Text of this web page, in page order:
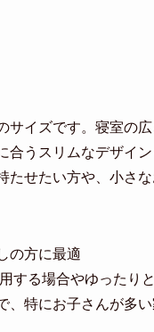
サイズです。寝室の
合うスリムなデザイ
たせたい方や、小さ
の方に最適
する場合やゆったり
、特にお子さんが多